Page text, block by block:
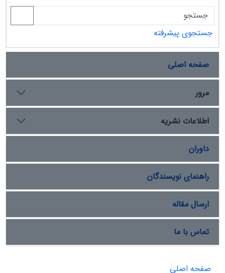
جستجوی پیشرفته
صفحه اصلی
مرور
اطلاعات نشریه
داوران
راهنمای نویسندگان
ارسال مقاله
تماس با ما
صفحه اصلی